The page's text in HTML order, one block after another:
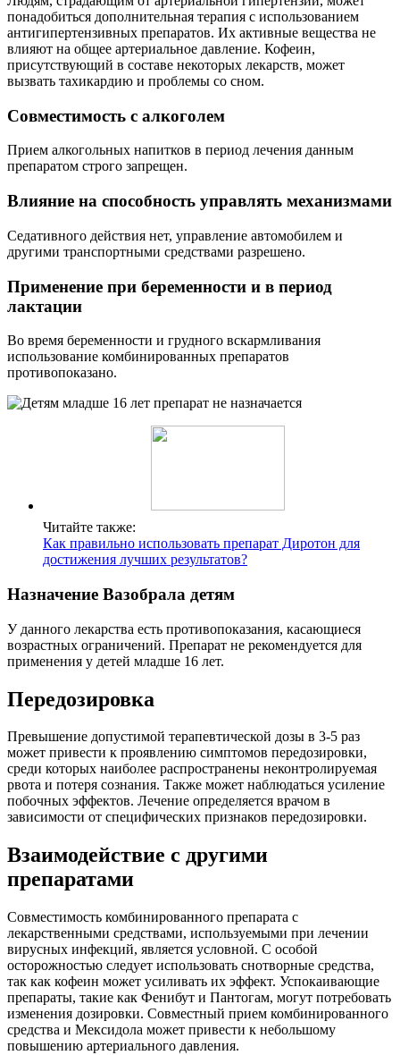
понадобиться дополнительная терапия с использованием
антигипертензивных препаратов. Их активные вещества не
влияют на общее артериальное давление. Кофеин,
присутствующий в составе некоторых лекарств, может
вызвать тахикардию и проблемы со сном.
Совместимость с алкоголем
Прием алкогольных напитков в период лечения данным
препаратом строго запрещен.
Влияние на способность управлять механизмами
Седативного действия нет, управление автомобилем и
другими транспортными средствами разрешено.
Применение при беременности и в период
лактации
Во время беременности и грудного вскармливания
использование комбинированных препаратов
противопоказано.
Читайте также:
Как правильно использовать препарат Диротон для
достижения лучших результатов?
Назначение Вазобрала детям
У данного лекарства есть противопоказания, касающиеся
возрастных ограничений. Препарат не рекомендуется для
применения у детей младше 16 лет.
Передозировка
Превышение допустимой терапевтической дозы в 3-5 раз
может привести к проявлению симптомов передозировки,
среди которых наиболее распространены неконтролируемая
рвота и потеря сознания. Также может наблюдаться усиление
побочных эффектов. Лечение определяется врачом в
зависимости от специфических признаков передозировки.
Взаимодействие с другими
препаратами
Совместимость комбинированного препарата с
лекарственными средствами, используемыми при лечении
вирусных инфекций, является условной. С особой
осторожностью следует использовать снотворные средства,
так как кофеин может усиливать их эффект. Успокаивающие
препараты, такие как Фенибут и Пантогам, могут потребовать
изменения дозировки. Совместный прием комбинированного
средства и Мексидола может привести к небольшому
повышению артериального давления.